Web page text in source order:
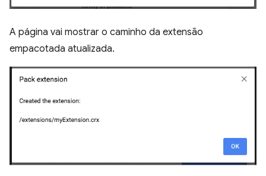
A página vai mostrar o caminho da extensão
empacotada atualizada.